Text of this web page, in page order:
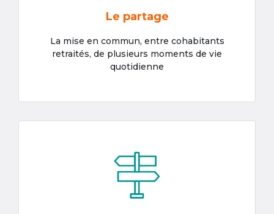
Le partage
La mise en commun, entre cohabitants
retraités, de plusieurs moments de vie
quotidienne